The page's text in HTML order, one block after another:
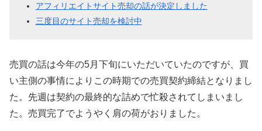
アフィリエイトサイト売却の話が決定しました
三度目のサイト売却を検討中
売買の話は今年の5月下旬にいただいていたのですが、買
い主側の事情によりこの時期での売買契約締結となりまし
た。先週は契約の最終的な詰めで忙殺されてしまいまし
た。売買完了でようやく肩の荷がおりました。